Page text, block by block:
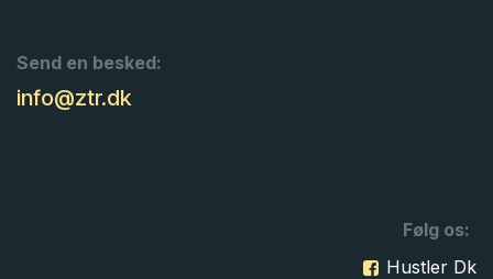
Send en besked:
info@ztr.dk
Følg os:
Hustler Dk